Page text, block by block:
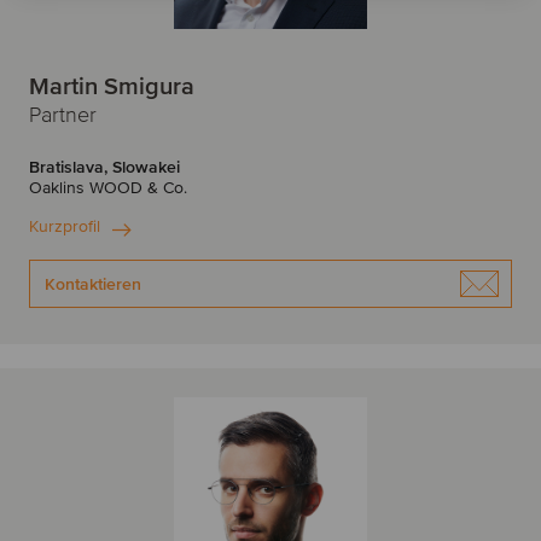
Martin Smigura
Partner
Bratislava, Slowakei
Oaklins WOOD & Co.
Kurzprofil
Kontaktieren